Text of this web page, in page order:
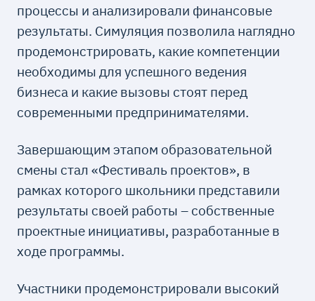
процессы и анализировали финансовые
результаты. Симуляция позволила наглядно
продемонстрировать, какие компетенции
необходимы для успешного ведения
бизнеса и какие вызовы стоят перед
современными предпринимателями.
Завершающим этапом образовательной
смены стал «Фестиваль проектов», в
рамках которого школьники представили
результаты своей работы – собственные
проектные инициативы, разработанные в
ходе программы.
Участники продемонстрировали высокий